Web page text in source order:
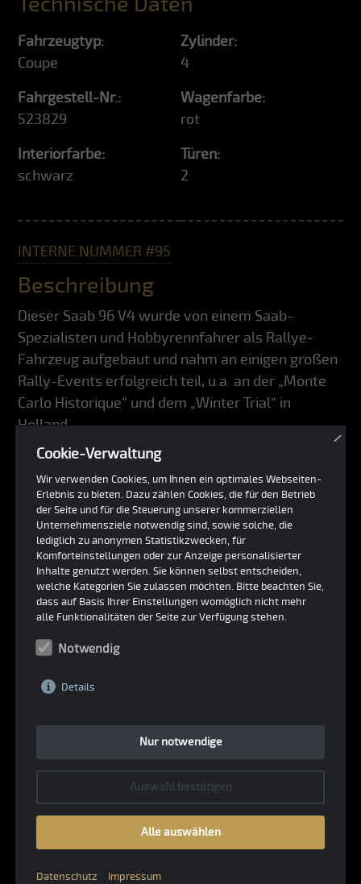
Fahrzeugtyp:
Coupe
Zylinder:
4
Fahrgestell-Nr.:
523829
Wagenfarbe:
rot
Interiorfarbe:
schwarz
Türen:
2
INTERNE NUMMER #95
Beschreibung
Dieser Saab 96 V4 wurde von einem Saab-
Spezialisten und Hobbyrennfahrer als Rallye-
Fahrzeug aufgebaut und nahm an einigen großen
Rally-Events erfolgreich teil, u.a. an der „Monte
Carlo Historique“ und dem „Winter Trial“ in
Holland.
Der Saab verfügt über sehr viele gut durchdachte
technische Raffinessen: dazu gehören zwei
Benzinpumpen, zwei Zündverteiler, ein beheizter
Fahrersitz sowie beheizte Scheiben und eine
hydraulische Feststellbremse. Ein
Unterfahrschutz schützt Motor und
Getriebeeinheit vor ungewollten Schäden. Die
Zusatzscheinwerfer - inklusive dem Dachlicht -
sorgen v.a. bei Nachtfahrten für gute Sicht. Der
Überrollkäfig ist ein Sicherheitsgarant und die
eingebauten Navigationsgeräte und der
wurde komplett überholt und leistet jetzt mehr
als 90 PS – das sind etwa 25 PS mehr als der
Saab im Ur-Zustand hatte.
Cookie-Verwaltung
×
Wir verwenden Cookies, um Ihnen ein optimales Webseiten-
Erlebnis zu bieten. Dazu zählen Cookies, die für den Betrieb
der Seite und für die Steuerung unserer kommerziellen
Unternehmensziele notwendig sind, sowie solche, die
lediglich zu anonymen Statistikzwecken, für
Komforteinstellungen oder zur Anzeige personalisierter
Inhalte genutzt werden. Sie können selbst entscheiden,
welche Kategorien Sie zulassen möchten. Bitte beachten Sie,
dass auf Basis Ihrer Einstellungen womöglich nicht mehr
alle Funktionalitäten der Seite zur Verfügung stehen.
Notwendig
Details
Nur notwendige
Auswahl bestätigen
Alle auswählen
Datenschutz Impressum